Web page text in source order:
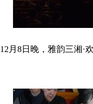
12月8日晚，雅韵三湘·